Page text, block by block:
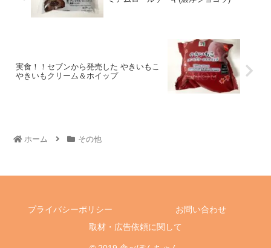
実食！！セブンから発売した やきいもこ
やきいもクリーム＆ホイップ
ホーム その他
プライバシーポリシー
お問い合わせ
取材・広告依頼に関して